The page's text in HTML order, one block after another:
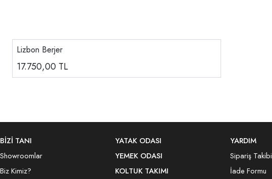
Lizbon Berjer
17.750,00 TL
BİZİ TANI
Showroomlar
Biz Kimiz?
YATAK ODASI
YEMEK ODASI
KOLTUK TAKIMI
YARDIM
Sipariş Takibi
İade Formu